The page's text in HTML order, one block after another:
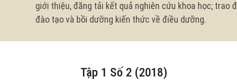
giới thiệu, đăng tải kết quả nghiên cứu khoa học; trao
đào tạo và bồi dưỡng kiến thức về điều dưỡng.
Tập 1 Số 2 (2018)